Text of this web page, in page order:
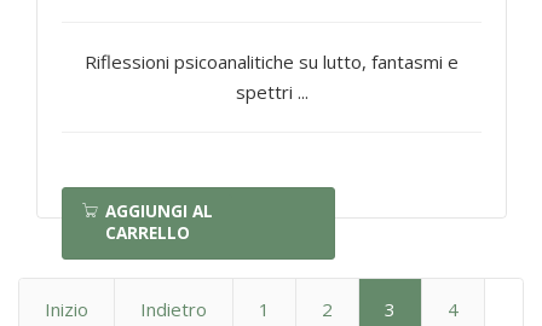
Riflessioni psicoanalitiche su lutto, fantasmi e
spettri ...
AGGIUNGI AL
CARRELLO
Inizio Indietro 1 2 3 4